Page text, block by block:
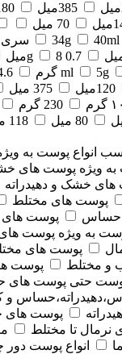
385میل
70 میل
34g 40ml
سری
0.7 g 8میل
ml
5g
4.6
120میل 375 میل
230 گرم
80 میل
118 میلی لیتر
انواع پوست به
به ویژه پوست
های خشک و دهیدراته
پوست های مختلط
حساس
پوست
پوست به ویژه پوست
پوست های
و مختلط
پوست
پوست حتی پوست
و
پوست های
تا مختلط
انواع پوست